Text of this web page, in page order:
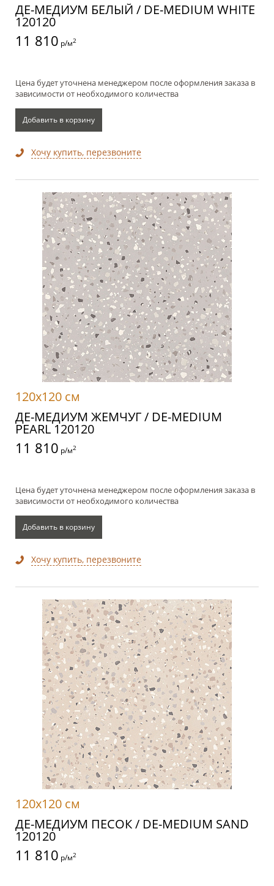
ДЕ-МЕДИУМ БЕЛЫЙ / DE-MEDIUM WHITE
120120
11 810 р/м2
Цена будет уточнена менеджером после оформления заказа в
зависимости от необходимого количества
Добавить в корзину
Хочу купить, перезвоните
120x120 см
ДЕ-МЕДИУМ ЖЕМЧУГ / DE-MEDIUM
PEARL 120120
11 810 р/м2
Цена будет уточнена менеджером после оформления заказа в
зависимости от необходимого количества
Добавить в корзину
Хочу купить, перезвоните
120x120 см
ДЕ-МЕДИУМ ПЕСОК / DE-MEDIUM SAND
120120
11 810 р/м2